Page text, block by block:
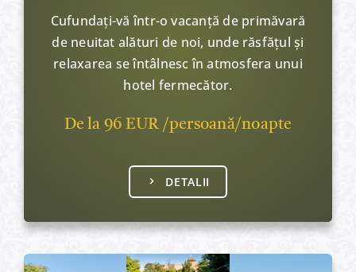
Cufundați-vă într-o vacanță de primăvară
de neuitat alături de noi, unde răsfățul și
relaxarea se întâlnesc în atmosfera unui
hotel fermecător.
De la 96 EUR /persoană/noapte
DETALII